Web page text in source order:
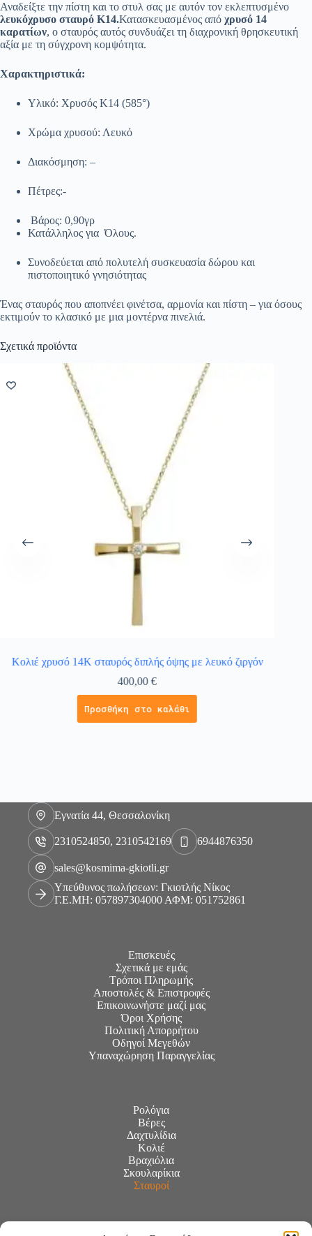
Αναδείξτε την πίστη και το στυλ σας με αυτόν τον εκλεπτυσμένο
λευκόχρυσο σταυρό Κ14.Κατασκευασμένος από χρυσό 14
καρατίων, ο σταυρός αυτός συνδυάζει τη διαχρονική θρησκευτική
αξία με τη σύγχρονη κομψότητα.
Χαρακτηριστικά:
Υλικό: Χρυσός Κ14 (585°)
Χρώμα χρυσού: Λευκό
Διακόσμηση: –
Πέτρες:-
Βάρος: 0,90γρ
Κατάλληλος για Όλους.
Συνοδεύεται από πολυτελή συσκευασία δώρου και
πιστοποιητικό γνησιότητας
Ένας σταυρός που αποπνέει φινέτσα, αρμονία και πίστη – για όσους
εκτιμούν το κλασικό με μια μοντέρνα πινελιά.
Σχετικά προϊόντα
Κολιέ χρυσό 14Κ σταυρός διπλής όψης με λευκό ζιργόν
400,00€
Προσθήκη στο καλάθι
Εγνατία 44, Θεσσαλονίκη
2310524850, 2310542169 6944876350
sales@kosmima-gkiotli.gr
Υπεύθυνος πωλήσεων: Γκιοτλής Νίκος
Γ.Ε.ΜΗ: 057897304000 ΑΦΜ: 051752861
Επισκευές
Σχετικά με εμάς
Τρόποι Πληρωμής
Αποστολές & Επιστροφές
Επικοινωνήστε μαζί μας
Όροι Χρήσης
Πολιτική Απορρήτου
Οδηγοί Μεγεθών
Υπαναχώρηση Παραγγελίας
Ρολόγια
Βέρες
Δαχτυλίδια
Κολιέ
Βραχιόλια
Σκουλαρίκια
Σταυροί